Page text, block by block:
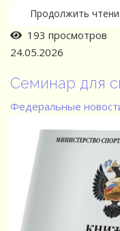
Продолжить
193 просмотров
24.05.2026
Семинар для
Федеральные